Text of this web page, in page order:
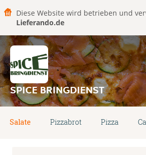
Diese Website wird betrieben und
Lieferando.de
SPICE BRINGDIENST
Salate Pizzabrot Pizza